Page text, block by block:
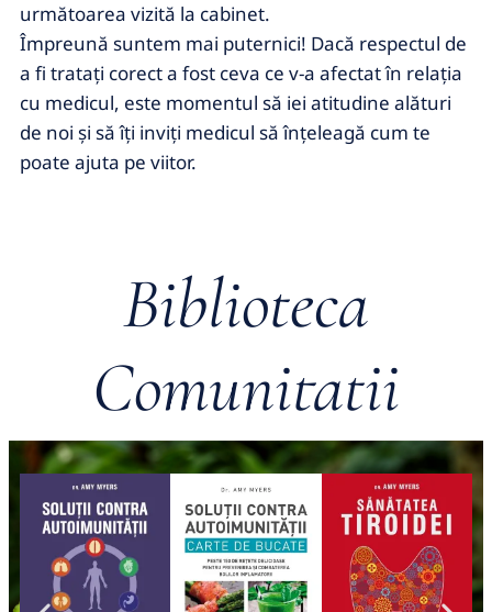
următoarea vizită la cabinet.
Împreună suntem mai puternici! Dacă respectul de
a fi trataţi corect a fost ceva ce v-a afectat în relaţia
cu medicul, este momentul să iei atitudine alături
de noi şi să îţi inviţi medicul să înţeleagă cum te
poate ajuta pe viitor.
Biblioteca
Comunitatii